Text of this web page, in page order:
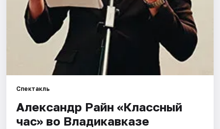
Рейтинги
Спектакль
Александр Райн «Классный
час» во Владикавказе